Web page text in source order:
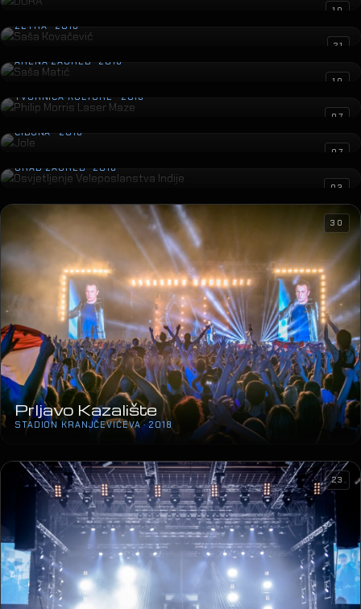
10
Saša Kovačević
ZETRA · 2018
21
Saša Matić
ARENA ZAGREB · 2018
10
Philip Morris Laser Maze
TVORNICA KULTURE · 2018
07
Jole
CIBONA · 2018
07
Osvjetljenje Veleposlanstva Indije
GRAD ZAGREB · 2018
03
Prljavo Kazalište
STADION KRANJČEVIĆEVA · 2018
30
23